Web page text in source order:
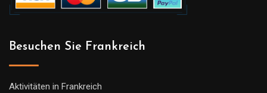
Besuchen Sie Frankreich
Aktivitäten in Frankreich